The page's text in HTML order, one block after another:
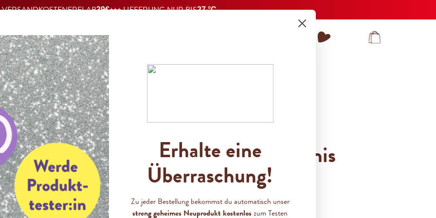
VERSANDKOSTENFREI AB39€+++ LIEFERUNG NUR BIS27 °C
Du hast 0 Produkte auf dem
Warenkorb enthält
PRODUKTE MERCH REZEPTE ÜBER UNS KONTAKT
Zetti bambina Minis
Mix (4 Stück)
Erhalte eine
Überraschung!
Zu jeder Bestellung bekommst du automatisch unser
streng geheimes Neuprodukt kostenloszum Testen